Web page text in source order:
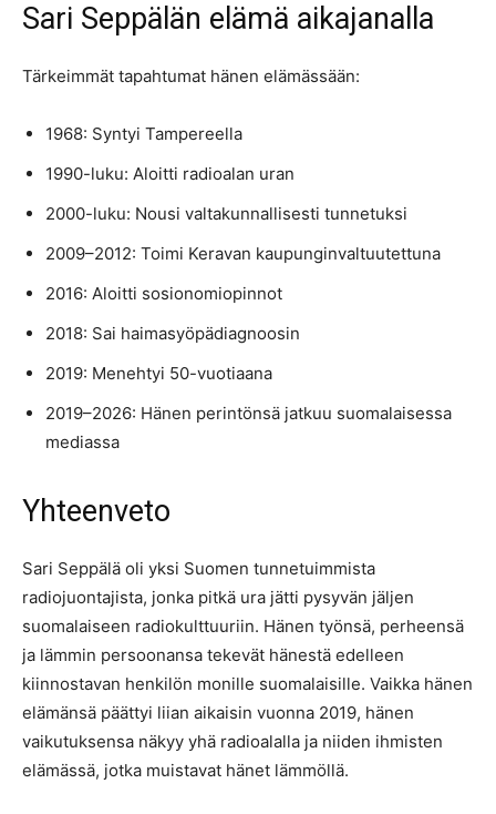
Sari Seppälän elämä aikajanalla
Tärkeimmät tapahtumat hänen elämässään:
1968: Syntyi Tampereella
1990-luku: Aloitti radioalan uran
2000-luku: Nousi valtakunnallisesti tunnetuksi
2009–2012: Toimi Keravan kaupunginvaltuutettuna
2016: Aloitti sosionomiopinnot
2018: Sai haimasyöpädiagnoosin
2019: Menehtyi 50-vuotiaana
2019–2026: Hänen perintönsä jatkuu suomalaisessa
mediassa
Yhteenveto
Sari Seppälä oli yksi Suomen tunnetuimmista
radiojuontajista, jonka pitkä ura jätti pysyvän jäljen
suomalaiseen radiokulttuuriin. Hänen työnsä, perheensä
ja lämmin persoonansa tekevät hänestä edelleen
kiinnostavan henkilön monille suomalaisille. Vaikka hänen
elämänsä päättyi liian aikaisin vuonna 2019, hänen
vaikutuksensa näkyy yhä radioalalla ja niiden ihmisten
elämässä, jotka muistavat hänet lämmöllä.